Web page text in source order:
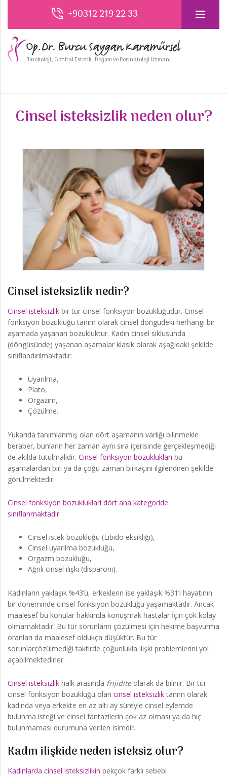
+90312 219 22 33
Jinekoloji, Genital Estetik, Doğum ve Perinatoloji Uzmanı
Cinsel isteksizlik neden olur?
Cinsel isteksizlik nedir?
Cinsel isteksizlik bir tür cinsel fonksiyon bozukluğudur. Cinsel
fonksiyon bozukluğu tanım olarak cinsel döngüdeki herhangi bir
aşamada yaşanan bozukluktur. Kadın cinsel siklusunda
(döngüsünde) yaşanan aşamalar klasik olarak aşağıdaki şekilde
sınıflandırılmaktadır:
Uyarılma,
Plato,
Orgazım,
Çözülme.
Yukarıda tanımlanmış olan dört aşamanın varlığı bilinmekle
beraber, bunların her zaman aynı sıra içerisinde gerçekleşmediği
de akılda tutulmalıdır. Cinsel fonksiyon bozuklukları bu
aşamalardan biri ya da çoğu zaman birkaçını ilgilendiren şekilde
görülmektedir.
Cinsel fonksiyon bozukluklari dört ana kategoride
sınıflanmaktadır:
Cinsel istek bozukluğu (Libido eksikliği),
Cinsel uyarılma bozukluğu,
Orgazm bozukluğu,
Ağrılı cinsel ilişki (disparoni).
Kadınların yaklaşık %43’ü, erkeklerin ise yaklaşık %31’i hayatının
bir döneminde cinsel fonksiyon bozukluğu yaşamaktadır. Ancak
maalesef bu konular hakkında konuşmak hastalar İçin çok kolay
olmamaktadır. Bu tür sorunların çözülmesi için hekime başvurma
oranları da maalesef oldukça düşüktür. Bu tür
sorunlarçözülmediği taktirde çoğunlukla ilişki problemlerini yol
açabilmektedirler.
Cinsel isteksizlik halk arasında frijiditeolarak da bilinir. Bir tür
cinsel fonksiyon bozukluğu olan cinsel isteksizliktanım olarak
kadında veya erkekte en az altı ay süreyle cinsel eylemde
bulunma isteği ve cinsel fantazilerin çok az olması ya da hiç
bulunmaması durumuna verilen isimdir.
Kadın ilişkide neden isteksiz olur?
Kadınlarda cinsel isteksizlikin pekçok farklı sebebi